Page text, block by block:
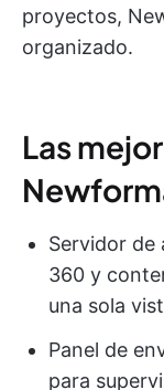
proyectos,
organizado.
Las
Servidor de
360 y
una sola
Panel de
para